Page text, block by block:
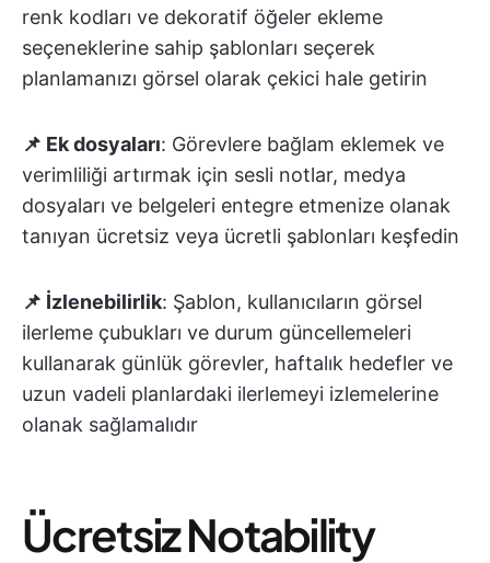
renk kodları ve dekoratif öğeler ekleme
seçeneklerine sahip şablonları seçerek
planlamanızı görsel olarak çekici hale getirin
📌 Ek dosyaları: Görevlere bağlam eklemek ve
verimliliği artırmak için sesli notlar, medya
dosyaları ve belgeleri entegre etmenize olanak
tanıyan ücretsiz veya ücretli şablonları keşfedin
📌 İzlenebilirlik: Şablon, kullanıcıların görsel
ilerleme çubukları ve durum güncellemeleri
kullanarak günlük görevler, haftalık hedefler ve
uzun vadeli planlardaki ilerlemeyi izlemelerine
olanak sağlamalıdır
Ücretsiz Notability